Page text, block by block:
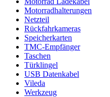
Motorradhalterungen
Netzteil
Rückfahrkameras
Speicherkarten
TMC-Empfänger
Taschen
Türklingel
USB Datenkabel
Vileda
Werkzeug